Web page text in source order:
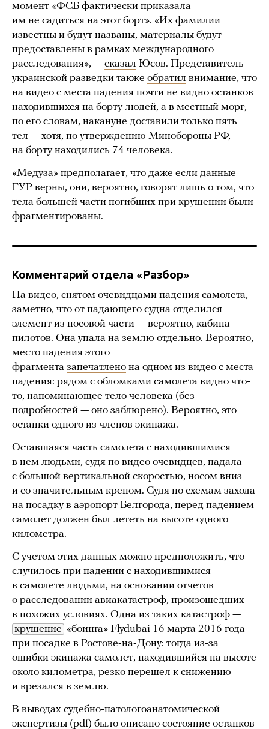
момент «ФСБ фактически приказала
им не садиться на этот борт». «Их фамилии
известны и будут названы, материалы будут
предоставлены в рамках международного
расследования», — сказал Юсов. Представитель
украинской разведки также обратил внимание, что
на видео с места падения почти не видно останков
находившихся на борту людей, а в местный морг,
по его словам, накануне доставили только пять
тел — хотя, по утверждению Минобороны РФ,
на борту находились 74 человека.
«Медуза» предполагает, что даже если данные
ГУР верны, они, вероятно, говорят лишь о том, что
тела большей части погибших при крушении были
фрагментированы.
Комментарий отдела «Разбор»
На видео, снятом очевидцами падения самолета,
заметно, что от падающего судна отделился
элемент из носовой части — вероятно, кабина
пилотов. Она упала на землю отдельно. Вероятно,
место падения этого
фрагмента запечатлено на одном из видео с места
падения: рядом с обломками самолета видно что-
то, напоминающее тело человека (без
подробностей — оно заблюрено). Вероятно, это
останки одного из членов экипажа.
Оставшаяся часть самолета с находившимися
в нем людьми, судя по видео очевидцев, падала
с большой вертикальной скоростью, носом вниз
и со значительным креном. Судя по схемам захода
на посадку в аэропорт Белгорода, перед падением
самолет должен был лететь на высоте одного
километра.
С учетом этих данных можно предположить, что
случилось при падении с находившимися
в самолете людьми, на основании отчетов
о расследовании авиакатастроф, произошедших
в похожих условиях. Одна из таких катастроф —
крушение «боинга» Flydubai 16 марта 2016 года
при посадке в Ростове-на-Дону: тогда из-за
ошибки экипажа самолет, находившийся на высоте
около километра, резко перешел к снижению
и врезался в землю.
В выводах судебно-патологоанатомической
экспертизы (pdf) было описано состояние останков